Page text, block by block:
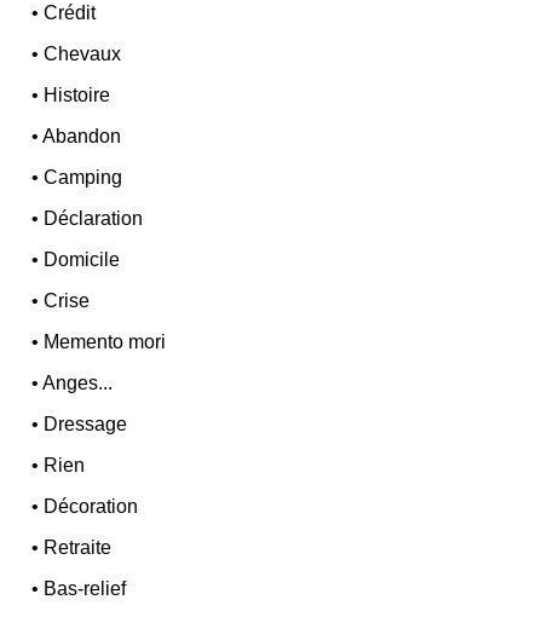
•Crédit
•Chevaux
• Histoire
•Abandon
•Camping
• Déclaration
• Domicile
•Crise
• Memento mori
•Anges...
• Dressage
• Rien
• Décoration
• Retraite
• Bas-relief